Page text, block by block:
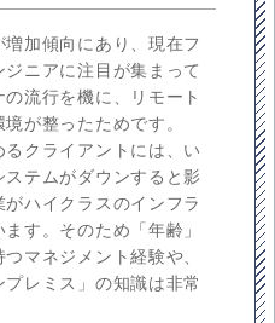
加傾向にあり、現在フ
ニアに注目が集まって
流行を機に、リモート
が整ったためです。
クライアントには、い
テムがダウンすると影
ハイクラスのインフラ
す。そのため「年齢」
マネジメント経験や、
レミス」の知識は非常